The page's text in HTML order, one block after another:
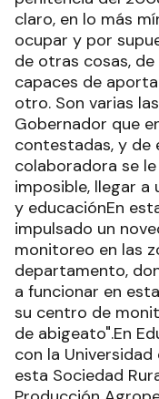
claro, en lo más
ocupar y por
de otras cosas,
capaces de
otro. Son varias
Gobernador que
contestadas, y de
colaboradora se
imposible, llegar a
y educaciónEn
impulsado un
monitoreo en las
departamento,
a funcionar en
su centro de
de abigeato".En
con la
esta Sociedad